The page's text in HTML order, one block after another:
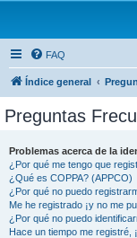
FAQ
Índice general
Preguntas
Problemas acerca de la
¿Por qué me tengo que
¿Qué es COPPA? (APPCO)
¿Por qué no puedo
Me he registrado ¡y no me
¿Por qué no puedo
Hace un tiempo me registré,